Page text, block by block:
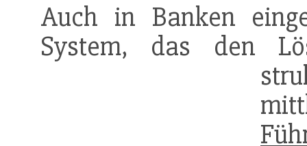
Auch in Banken
System, das den